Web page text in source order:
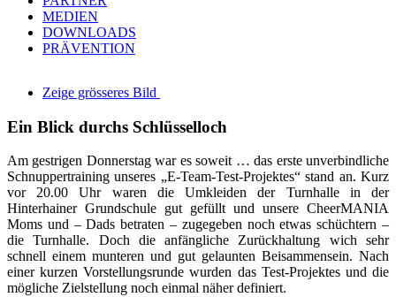
MEDIEN
DOWNLOADS
PRÄVENTION
Zeige grösseres Bild
Ein Blick durchs Schlüsselloch
Am gestrigen Donnerstag war es soweit … das erste unverbindliche
Schnuppertraining unseres „E-Team-Test-Projektes“ stand an. Kurz
vor 20.00 Uhr waren die Umkleiden der Turnhalle in der
Hinterhainer Grundschule gut gefüllt und unsere CheerMANIA
Moms und – Dads betraten – zugegeben noch etwas schüchtern –
die Turnhalle. Doch die anfängliche Zurückhaltung wich sehr
schnell einem munteren und gut gelaunten Beisammensein. Nach
einer kurzen Vorstellungsrunde wurden das Test-Projektes und die
mögliche Zielstellung noch einmal näher definiert.